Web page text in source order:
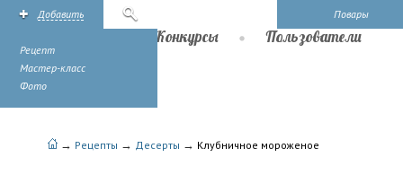
Повары
Добавить
Рецепт
Мастер-класс
Фото
Конкурсы Пользователи
→ Рецепты → Десерты → Клубничное мороженое